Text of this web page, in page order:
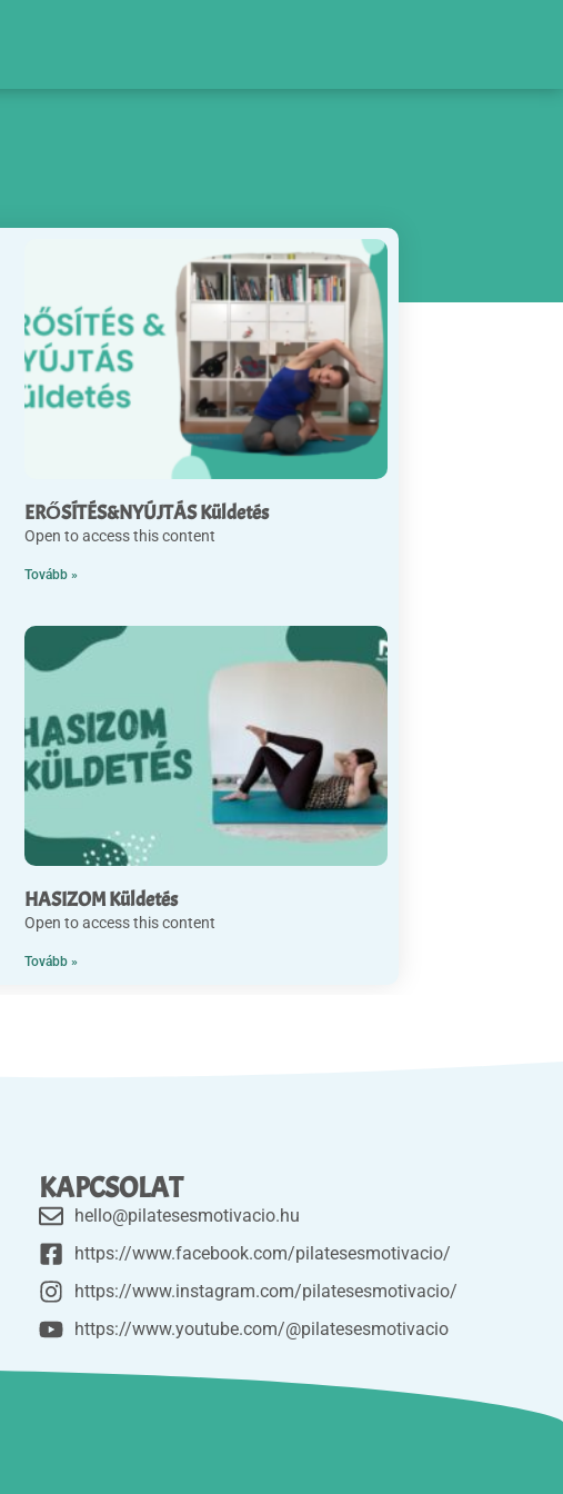
ERŐSÍTÉS&NYÚJTÁS Küldetés
Open to access this content
Tovább »
HASIZOM Küldetés
Open to access this content
Tovább »
KAPCSOLAT
hello@pilatesesmotivacio.hu
https://www.facebook.com/pilatesesmotivacio/
https://www.instagram.com/pilatesesmotivacio/
https://www.youtube.com/@pilatesesmotivacio